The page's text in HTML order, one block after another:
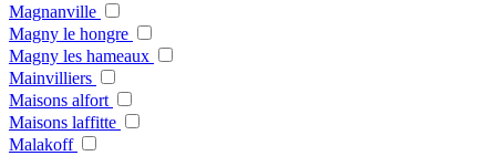
Magnanville
Magny le hongre
Magny les hameaux
Mainvilliers
Maisons alfort
Maisons laffitte
Malakoff